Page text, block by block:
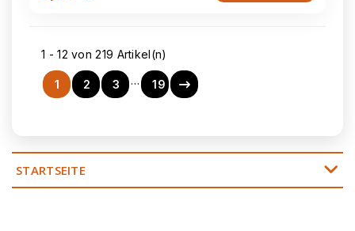
1 - 12 von 219 Artikel(n)
1 2 3 … 19
STARTSEITE